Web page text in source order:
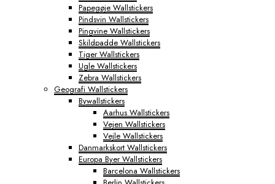
Papegøje Wallstickers
Pindsvin Wallstickers
Pingvine Wallstickers
Skildpadde Wallstickers
Tiger Wallstickers
Ugle Wallstickers
Zebra Wallstickers
Geografi Wallstickers
Bywallstickers
Aarhus Wallstickers
Vejen Wallstickers
Vejle Wallstickers
Danmarkskort Wallstickers
Europa Byer Wallstickers
Barcelona Wallstickers